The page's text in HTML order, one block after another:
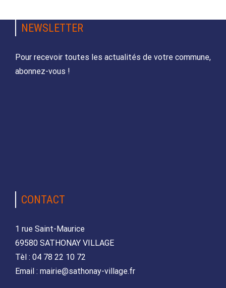
NEWSLETTER
Pour recevoir toutes les actualités de votre commune,
abonnez-vous !
CONTACT
1 rue Saint-Maurice
69580 SATHONAY VILLAGE
Tèl : 04 78 22 10 72
Email : mairie@sathonay-village.fr